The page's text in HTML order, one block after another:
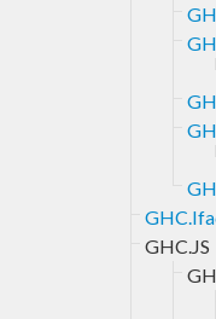
GHC.JS